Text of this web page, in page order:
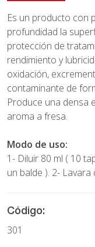
Es un producto con
profundidad la
protección de
rendimiento y
oxidación,
contaminante de
Produce una densa
aroma a fresa.
Modo de uso:
1- Diluir 80 ml ( 10
un balde ). 2-
Código:
301